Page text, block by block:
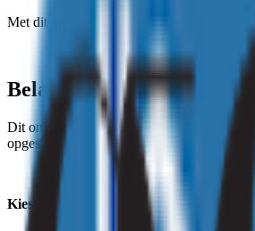
Met dit onderzoek krijgt u een helder
Belangrijk om te weten
Dit onderzoek is bedoeld voor eigen
opgesteld.
Kies voor een gezonder binnenmilieu en